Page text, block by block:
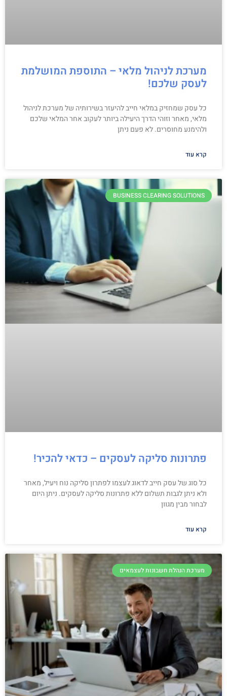
מערכת לניהול מלאי – התוספת המושלמת
לעסק שלכם!
כל עסק שמחזיק במלאי חייב להיעזר בשירותיה של מערכת לניהול
מלאי, מאחר וזוהי הדרך היעילה ביותר לעקוב אחר המלאי שלכם
ולהימנע מחוסרים. לא פעם ניתן
קרא עוד
BUSINESS CLEARING SOLUTIONS
פתרונות סליקה לעסקים – כדאי להכיר!
כל סוג של עסק חייב לדאוג לעצמו לפתרון סליקה נוח ויעיל, מאחר
ולא ניתן לגבות תשלום ללא פתרונות סליקה לעסקים. ניתן היום
לבחור מבין מגוון
קרא עוד
מערכת הנהלת חשבונות לעצמאים